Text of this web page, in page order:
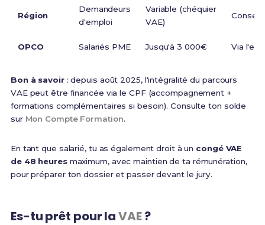
Région
Demandeurs
d'emploi
Variable (chéquier
VAE)
Conseil
OPCO Salariés PME Jusqu'à 3 000€ Via
Bon à savoir: depuis août 2025, l'intégralité du parcours
VAE peut être financée via le CPF (accompagnement +
formations complémentaires si besoin). Consulte ton solde
sur Mon Compte Formation.
En tant que salarié, tu as également droit à un congé VAE
de 48 heuresmaximum, avec maintien de ta rémunération,
pour préparer ton dossier et passer devant le jury.
Es-tu prêt pour laVAE?